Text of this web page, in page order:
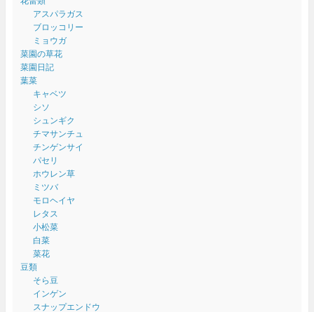
アスパラガス
ブロッコリー
ミョウガ
菜園の草花
菜園日記
葉菜
キャベツ
シソ
シュンギク
チマサンチュ
チンゲンサイ
パセリ
ホウレン草
ミツバ
モロヘイヤ
レタス
小松菜
白菜
菜花
豆類
そら豆
インゲン
スナップエンドウ